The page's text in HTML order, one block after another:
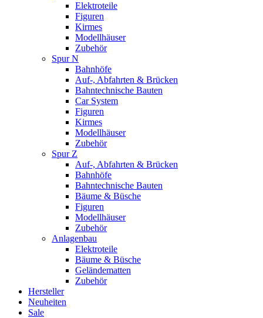
Elektroteile
Figuren
Kirmes
Modellhäuser
Zubehör
Spur N
Bahnhöfe
Auf-, Abfahrten & Brücken
Bahntechnische Bauten
Car System
Figuren
Kirmes
Modellhäuser
Zubehör
Spur Z
Auf-, Abfahrten & Brücken
Bahnhöfe
Bahntechnische Bauten
Bäume & Büsche
Figuren
Modellhäuser
Zubehör
Anlagenbau
Elektroteile
Bäume & Büsche
Geländematten
Zubehör
Hersteller
Neuheiten
Sale